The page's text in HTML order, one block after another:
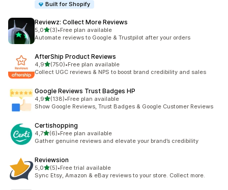
Built for Shopify
Reviewz: Collect More Reviews
5,0de 5 estrelas
(3)
3 total de avaliações
•Free plan available
Automate reviews to Google & Trustpilot after your orders
AfterShip Product Reviews
4,9de 5 estrelas
(750)
750 total de avaliações
•Free plan available
Collect UGC reviews & NPS to boost brand credibility and sales
Google Reviews Trust Badges HP
4,9de 5 estrelas
(138)
138 total de avaliações
•Free plan available
Show Google Reviews, Trust Badges & Google Customer Reviews
Certishopping
4,7de 5 estrelas
(6)
6 total de avaliações
•Free plan available
Gather genuine reviews and elevate your brand’s credibility
Reviewsion
5,0de 5 estrelas
(5)
5 total de avaliações
•Free trial available
Sync Etsy, Amazon & eBay reviews to your store. Collect more.